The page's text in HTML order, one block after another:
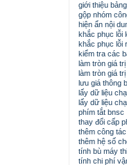
giới thiệu
gộp nhóm
hiện ẩn nội
khắc phục lỗi
khắc phục lỗi
kiểm tra các
làm tròn giá
làm tròn giá
lưu giá thông
lấy dữ liệu
lấy dữ liệu
phím tắt bnsc
thay đổi cấp
thêm công
thêm hệ số
tính bù máy
tính chi phí